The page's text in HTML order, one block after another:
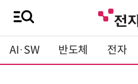
AI·SW 반도체 전자